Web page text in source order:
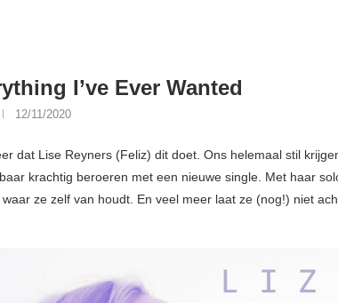
I’ve Ever Wanted
12/11/2020
dat Lise Reyners (Feliz) dit doet. Ons helemaal stil
krachtig beroeren met een nieuwe single. Met haar
ze zelf van houdt. En veel meer laat ze (nog!) niet